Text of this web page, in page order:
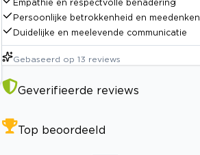
Empathie en respectvolle benadering
Persoonlijke betrokkenheid en meedenken
Duidelijke en meelevende communicatie
Gebaseerd op 13 reviews
Geverifieerde reviews
Top beoordeeld